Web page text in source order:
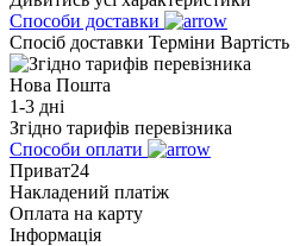
Способи доставки
Спосіб доставки Терміни Вартість
Нова Пошта
1-3 дні
Згідно тарифів перевізника
Способи оплати
Приват24
Накладений платіж
Оплата на карту
Інформація